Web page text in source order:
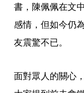
書，陳佩佩在文
感情，但如今仍
友震驚不已。
面對眾人的關心